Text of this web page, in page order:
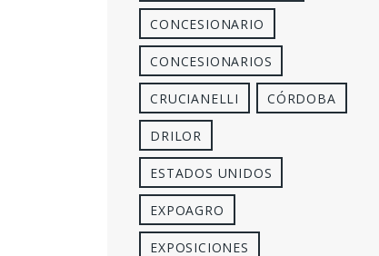
CONCESIONARIO
CONCESIONARIOS
CRUCIANELLI CÓRDOBA
DRILOR
ESTADOS UNIDOS
EXPOAGRO
EXPOSICIONES